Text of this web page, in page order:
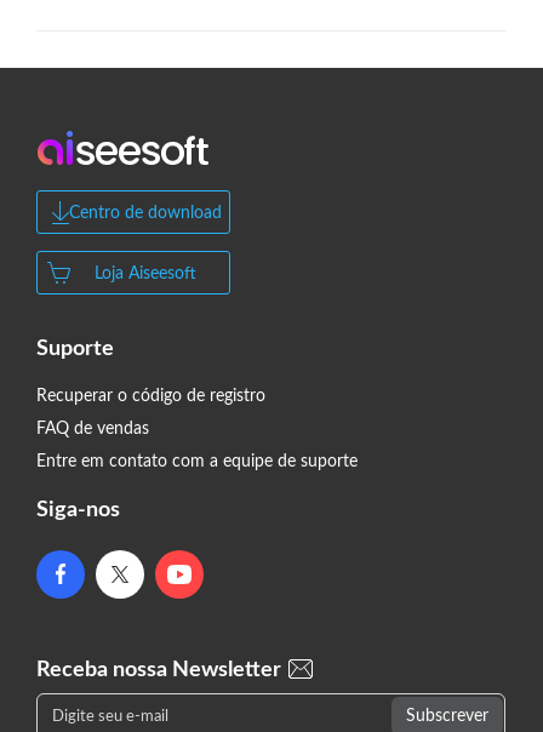
Centro de download
Loja Aiseesoft
Suporte
Recuperar o código de registro
FAQ de vendas
Entre em contato com a equipe de suporte
Siga-nos
Receba nossa Newsletter